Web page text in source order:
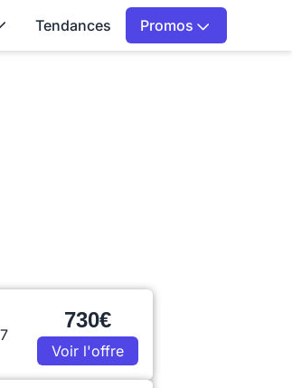
Tendances Promos
730€
Voir l'offre